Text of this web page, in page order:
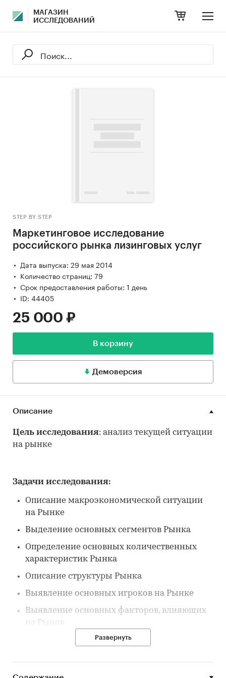
МАГАЗИН
ИССЛЕДОВАНИЙ
STEP BY STEP
Маркетинговое исследование
российского рынка лизинговых услуг
Дата выпуска: 29 мая 2014
Количество страниц: 79
Срок предоставления работы: 1 день
ID: 44405
25 000 ₽
В корзину
Демоверсия
Описание
Цель исследования: анализ текущей ситуации
на рынке
Задачи исследования:
Описание макроэкономической ситуации
на Рынке
Выделение основных сегментов Рынка
Определение основных количественных
характеристик Рынка
Описание структуры Рынка
Выявление основных игроков на Рынке
Выявление основных факторов, влияющих
на Рынок
Выявление основных тенденций Рынка
Развернуть